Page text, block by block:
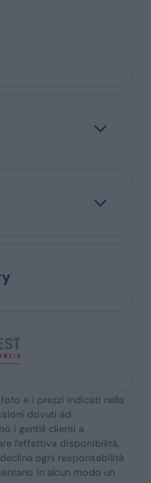
e i prezzi indicati nella
dovuti ad
i gentili clienti a
l’effettiva disponibilità,
ogni responsabilità
in alcun modo un